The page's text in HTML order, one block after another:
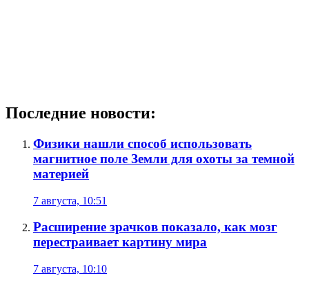
Последние новости:
Физики нашли способ использовать
магнитное поле Земли для охоты за темной
материей
7 августа, 10:51
Расширение зрачков показало, как мозг
перестраивает картину мира
7 августа, 10:10